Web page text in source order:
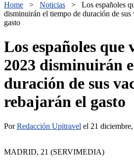
Home > Noticias > Los españoles
disminuirán el tiempo de duración de sus
gasto
Los españoles que
2023 disminuirán
duración de sus
rebajarán el gasto
PorRedacción Upitravel el 21
MADRID, 21 (SERVIMEDIA)